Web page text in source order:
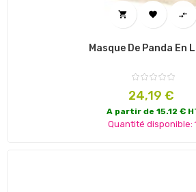
  
Masque De Panda En
Prix
24,19 €
A partir de 15.12 €
Quantité disponible: